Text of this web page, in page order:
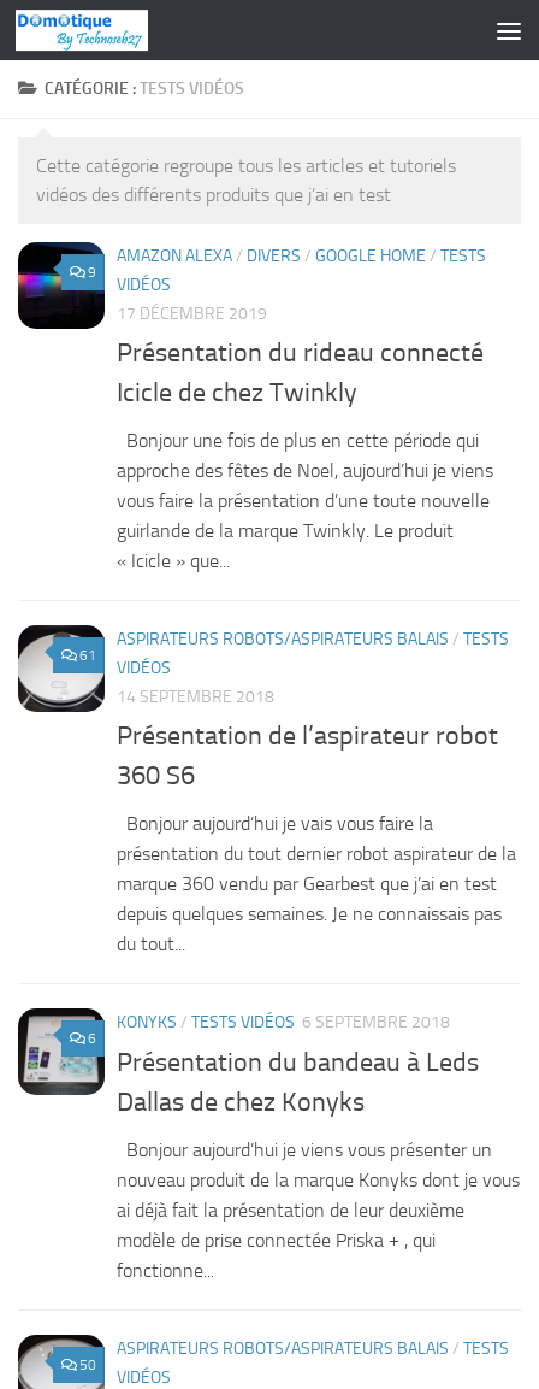
Skip to content
CATÉGORIE :TESTS VIDÉOS
Cette catégorie regroupe tous les articles et tutoriels
vidéos des différents produits que j’ai en test
9
AMAZON ALEXA/ DIVERS / GOOGLE HOME / TESTS
VIDÉOS
17 DÉCEMBRE 2019
Présentation du rideau connecté
Icicle de chez Twinkly
Bonjour une fois de plus en cette période qui
approche des fêtes de Noel, aujourd’hui je viens
vous faire la présentation d’une toute nouvelle
guirlande de la marque Twinkly. Le produit
« Icicle » que...
61
ASPIRATEURS ROBOTS/ASPIRATEURS BALAIS / TESTS
VIDÉOS
14 SEPTEMBRE 2018
Présentation de l’aspirateur robot
360 S6
Bonjour aujourd’hui je vais vous faire la
présentation du tout dernier robot aspirateur de la
marque 360 vendu par Gearbest que j’ai en test
depuis quelques semaines. Je ne connaissais pas
du tout...
6
KONYKS / TESTS VIDÉOS 6 SEPTEMBRE 2018
Présentation du bandeau à Leds
Dallas de chez Konyks
Bonjour aujourd’hui je viens vous présenter un
nouveau produit de la marque Konyks dont je vous
ai déjà fait la présentation de leur deuxième
modèle de prise connectée Priska + , qui
fonctionne...
50
ASPIRATEURS ROBOTS/ASPIRATEURS BALAIS / TESTS
VIDÉOS